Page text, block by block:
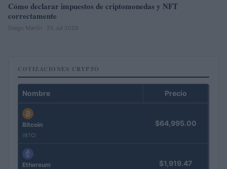
Cómo declarar impuestos de criptomonedas y NFT
correctamente
Diego Martín · 25 Jul 2026
COTIZACIONES CRYPTO
Nombre Precio
Bitcoin
(BTC)
$64,995.00
Ethereum $1,919.47